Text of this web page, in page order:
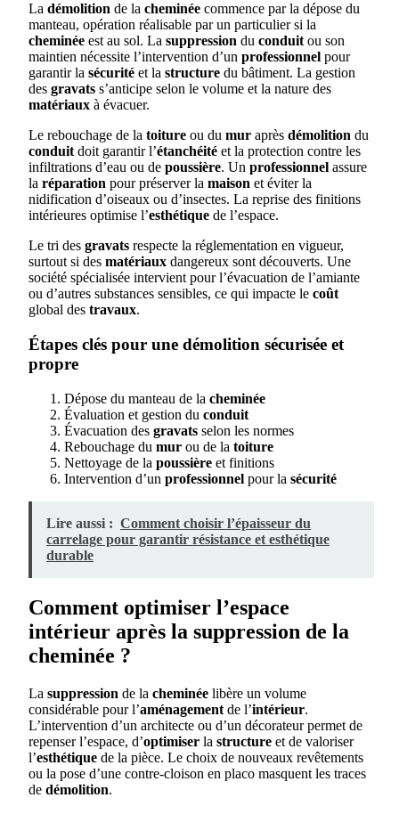
La démolition de la cheminée commence par la dépose du
manteau, opération réalisable par un particulier si la
cheminée est au sol. La suppression du conduit ou son
maintien nécessite l’intervention d’un professionnel pour
garantir la sécurité et la structure du bâtiment. La gestion
des gravats s’anticipe selon le volume et la nature des
matériaux à évacuer.
Le rebouchage de la toiture ou du mur après démolition du
conduit doit garantir l’étanchéité et la protection contre les
infiltrations d’eau ou de poussière. Un professionnel assure
la réparation pour préserver la maison et éviter la
nidification d’oiseaux ou d’insectes. La reprise des finitions
intérieures optimise l’esthétique de l’espace.
Le tri des gravats respecte la réglementation en vigueur,
surtout si des matériaux dangereux sont découverts. Une
société spécialisée intervient pour l’évacuation de l’amiante
ou d’autres substances sensibles, ce qui impacte le coût
global des travaux.
Étapes clés pour une démolition sécurisée et
propre
Dépose du manteau de la cheminée
Évaluation et gestion du conduit
Évacuation des gravats selon les normes
Rebouchage du mur ou de la toiture
Nettoyage de la poussière et finitions
Intervention d’un professionnel pour la sécurité
Lire aussi : Comment choisir l’épaisseur du
carrelage pour garantir résistance et esthétique
durable
Comment optimiser l’espace
intérieur après la suppression de la
cheminée ?
La suppression de la cheminée libère un volume
considérable pour l’aménagement de l’intérieur.
L’intervention d’un architecte ou d’un décorateur permet de
repenser l’espace, d’optimiser la structure et de valoriser
l’esthétique de la pièce. Le choix de nouveaux revêtements
ou la pose d’une contre-cloison en placo masquent les traces
de démolition.